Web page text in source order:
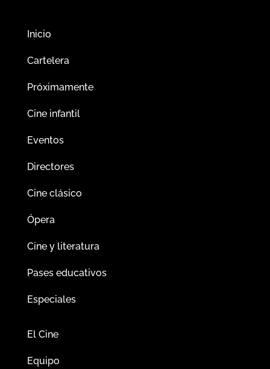
Inicio
Cartelera
Próximamente
Cine infantil
Eventos
Directores
Cine clásico
Ópera
Cine y literatura
Pases educativos
Especiales
El Cine
Equipo